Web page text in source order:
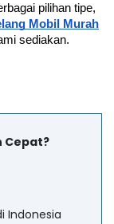
pilihan tipe,
Mobil Murah
sediakan.
Cepat?
Indonesia